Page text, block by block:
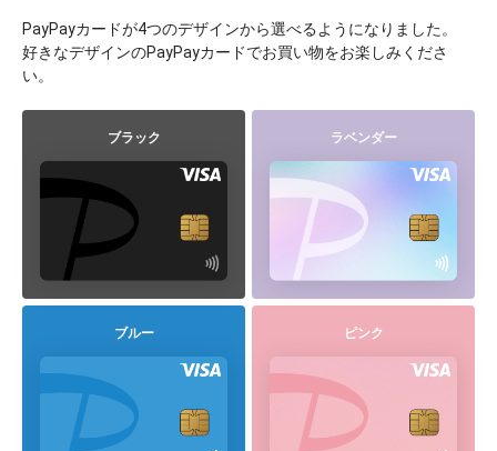
PayPayカードが4つのデザインから選べるようになりました。
好きなデザインのPayPayカードでお買い物をお楽しみくださ
い。
ブラック ラベンダー
ブルー ピンク